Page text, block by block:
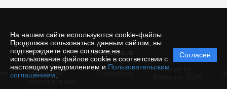
На нашем сайте используются cookie-файлы.
Продолжая пользоваться данным сайтом, вы
подтверждаете свое согласие на
использование файлов cookie в соответствии с
настоящим уведомлением и Пользовательским
соглашением
Согласен
© ecience.ru
Политика
защиты и
обработки
Powered by